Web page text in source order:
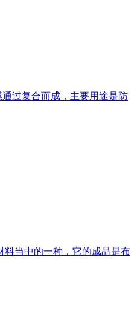
过复合而成，主要用途是防
料当中的一种，它的成品是布